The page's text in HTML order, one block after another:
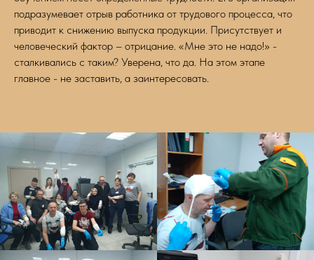
подразумевает отрыв работника от трудового процесса, что
приводит к снижению выпуска продукции. Присутствует и
человеческий фактор – отрицание. «Мне это не надо!» -
сталкивались с таким? Уверена, что да. На этом этапе
главное - не заставить, а заинтересовать.